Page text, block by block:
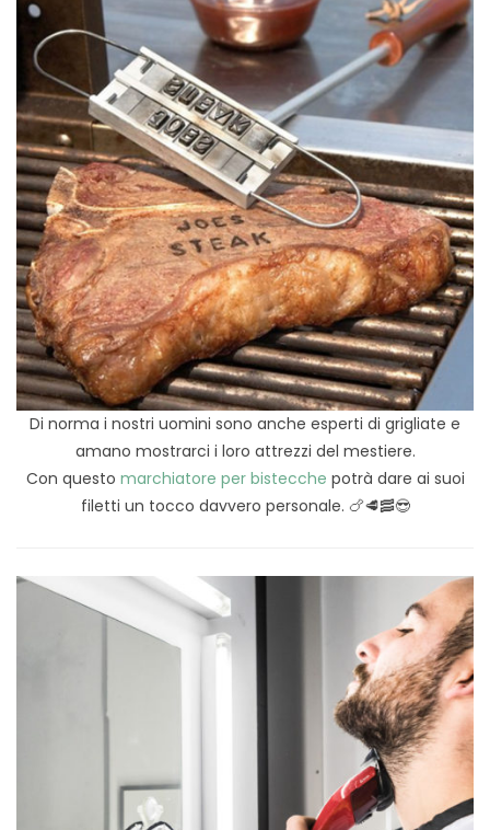
Di norma i nostri uomini sono anche esperti di grigliate e
amano mostrarci i loro attrezzi del mestiere.
Con questo marchiatore per bistecche potrà dare ai suoi
filetti un tocco davvero personale. 🍗🥩🥓😎